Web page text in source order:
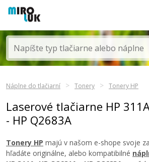
Náplne do tlačiarní Tonery Tonery HP
Laserové tlačiarne HP
- HP Q2683A
Tonery HP majú v našom e-shope svoje
hľadáte originálne, alebo kompatibilné